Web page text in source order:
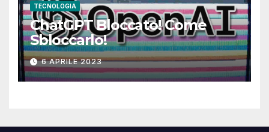
TECNOLOGIA
ChatGPT Bloccato! Come
Sbloccarlo!
6 APRILE 2023